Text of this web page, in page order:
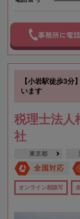
事務所に電
【小岩駅徒歩3分
います
税理士法人
社
東京都
全国対応
オンライン相談可